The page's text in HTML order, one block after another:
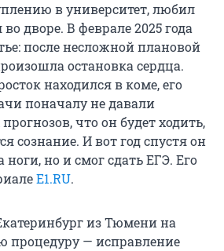
в университет, любил
дворе. В феврале 2025 года
после несложной плановой
остановка сердца.
находился в коме, его
поначалу не давали
что он будет ходить,
сознание. И вот год спустя он
ноги, но и смог сдать ЕГЭ. Его
Е1.RU.
из Тюмени на
процедуру — исправление